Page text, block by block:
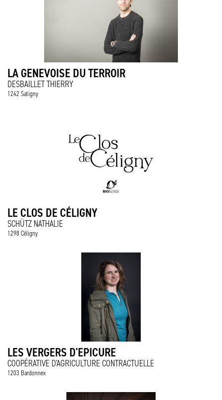
LA GENEVOISE DU TERROIR
DESBAILLET THIERRY
1242 Satigny
LE CLOS DE CÉLIGNY
SCHÜTZ NATHALIE
1298 Céligny
LES VERGERS D'EPICURE
COOPÉRATIVE D'AGRICULTURE CONTRACTUELLE
1203 Bardonnex